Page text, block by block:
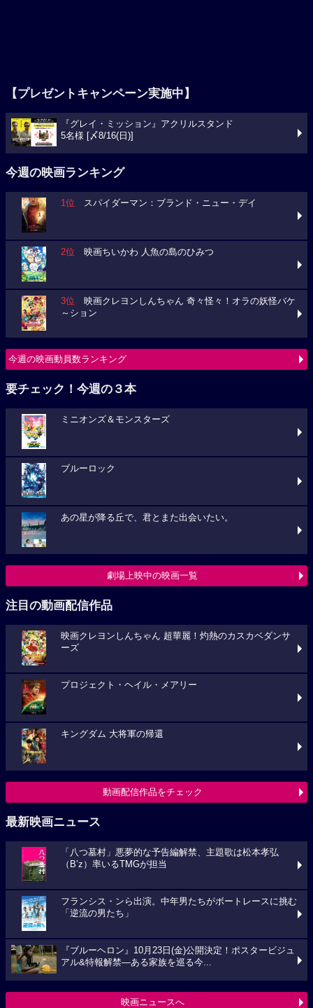
【プレゼントキャンペーン実施中】
『グレイ・ミッション』アクリルスタンド
5名様 [〆8/16(日)]
今週の映画ランキング
1位 スパイダーマン：ブランド・ニュー・デイ
2位 映画ちいかわ 人魚の島のひみつ
3位 映画クレヨンしんちゃん 奇々怪々！オラの妖怪バケ
～ション
今週の映画動員数ランキング
要チェック！今週の３本
ミニオンズ＆モンスターズ
ブルーロック
あの星が降る丘で、君とまた出会いたい。
劇場上映中の映画一覧
注目の動画配信作品
映画クレヨンしんちゃん 超華麗！灼熱のカスカベダンサ
ーズ
プロジェクト・ヘイル・メアリー
キングダム 大将軍の帰還
動画配信作品をチェック
最新映画ニュース
「八つ墓村」悪夢的な予告編解禁、主題歌は松本孝弘
（B’z）率いるTMGが担当
フランシス・ンら出演。中年男たちがボートレースに挑む
「逆流の男たち」
『ブルーヘロン』10月23日(金)公開決定！ポスタービジュ
アル&特報解禁―ある家族を巡る今...
映画ニュースへ